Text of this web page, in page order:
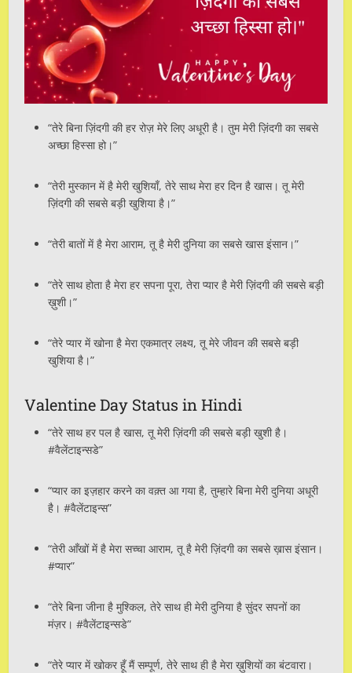
“तेरे बिना ज़िंदगी की हर रोज़ मेरे लिए अधूरी है। तुम मेरी ज़िंदगी का सबसे
अच्छा हिस्सा हो।”
“तेरी मुस्कान में है मेरी खुशियाँ, तेरे साथ मेरा हर दिन है खास। तू मेरी
ज़िंदगी की सबसे बड़ी खुशिया है।”
“तेरी बातों में है मेरा आराम, तू है मेरी दुनिया का सबसे खास इंसान।”
“तेरे साथ होता है मेरा हर सपना पूरा, तेरा प्यार है मेरी ज़िंदगी की सबसे बड़ी
ख़ुशी।”
“तेरे प्यार में खोना है मेरा एकमात्र लक्ष्य, तू मेरे जीवन की सबसे बड़ी
खुशिया है।”
Valentine Day Status in Hindi
“तेरे साथ हर पल है खास, तू मेरी ज़िंदगी की सबसे बड़ी खुशी है।
#वैलेंटाइन्सडे”
“प्यार का इज़हार करने का वक़्त आ गया है, तुम्हारे बिना मेरी दुनिया अधूरी
है। #वैलेंटाइन्स”
“तेरी आँखों में है मेरा सच्चा आराम, तू है मेरी ज़िंदगी का सबसे ख़ास इंसान।
#प्यार”
“तेरे बिना जीना है मुश्किल, तेरे साथ ही मेरी दुनिया है सुंदर सपनों का
मंज़र। #वैलेंटाइन्सडे”
“तेरे प्यार में खोकर हूँ मैं सम्पूर्ण, तेरे साथ ही है मेरा ख़ुशियों का बंटवारा।